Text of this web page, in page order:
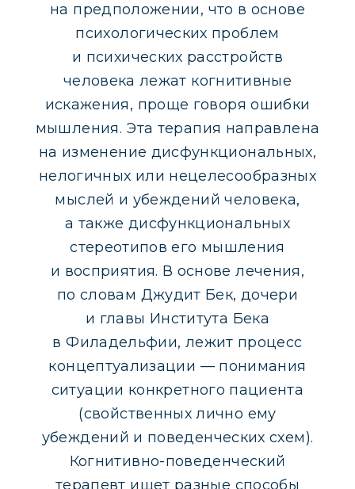
на предположении, что в основе
психологических проблем
и психических расстройств
человека лежат когнитивные
искажения, проще говоря ошибки
мышления. Эта терапия направлена
на изменение дисфункциональных,
нелогичных или нецелесообразных
мыслей и убеждений человека,
а также дисфункциональных
стереотипов его мышления
и восприятия. В основе лечения,
по словам Джудит Бек, дочери
и главы Института Бека
в Филадельфии, лежит процесс
концептуализации — понимания
ситуации конкретного пациента
(свойственных лично ему
убеждений и поведенческих схем).
Когнитивно-поведенческий
терапевт ищет разные способы